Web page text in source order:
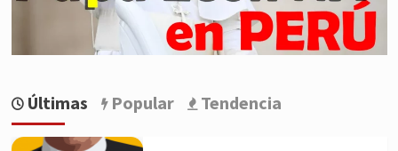
Últimas Popular Tendencia